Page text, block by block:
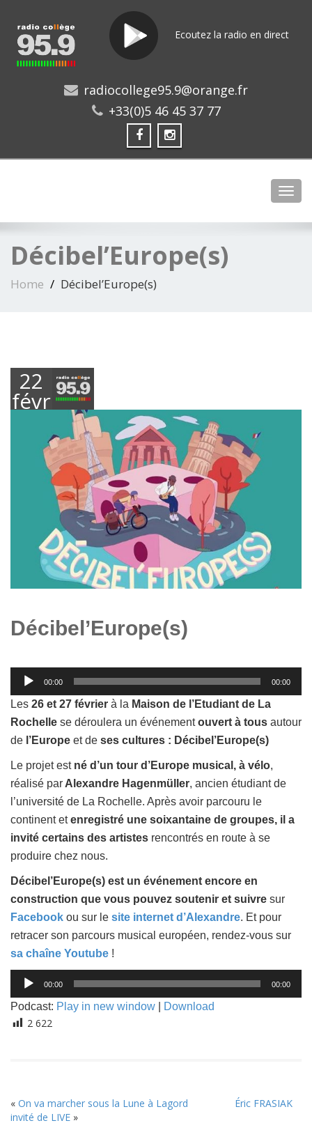
Ecoutez la radio en direct
radiocollege95.9@orange.fr
+33(0)5 46 45 37 77
Décibel’Europe(s)
Home Décibel’Europe(s)
22
février
Décibel’Europe(s)
Lecteur
audio
00:00 00:00
Les 26 et 27 février à la Maison de l’Etudiant de La
Rochelle se déroulera un événementouvert à tous autour
de l’Europe et de ses cultures : Décibel’Europe(s)
Le projet estné d’un tour d’Europe musical, à vélo,
réalisé par Alexandre Hagenmüller, ancien étudiant de
l’université de La Rochelle. Après avoir parcouru le
continent etenregistré une soixantaine de groupes, il a
invité certains des artistes rencontrés en route à se
produire chez nous.
Décibel’Europe(s) est un événement encore en
construction que vous pouvez soutenir et suivre sur
Facebook ou sur le site internet d’Alexandre. Et pour
retracer son parcours musical européen, rendez-vous sur
sa chaîne Youtube !
Lecteur
audio
00:00 00:00
Podcast: Play in new window Download
2 622
« On va marcher sous la Lune à Lagord
Éric FRASIAK
invité de LIVE »